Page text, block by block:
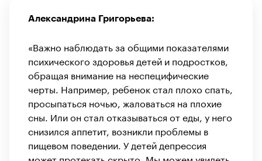
Александрина Григорьева:
«Важно наблюдать за общими показателями
психического здоровья детей и подростков,
обращая внимание на неспецифические
черты. Например, ребенок стал плохо спать,
просыпаться ночью, жаловаться на плохие
сны. Или он стал отказываться от еды, у него
снизился аппетит, возникли проблемы в
пищевом поведении. У детей депрессия